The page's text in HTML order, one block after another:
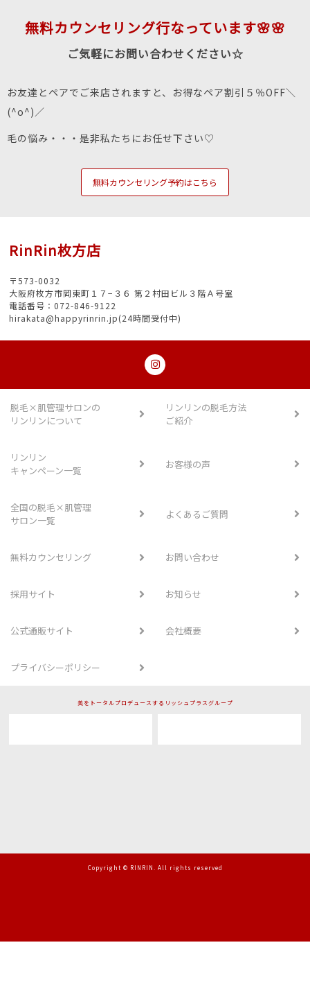
無料カウンセリング行なっています🌸🌸
ご気軽にお問い合わせください☆
お友達とペアでご来店されますと、お得なペア割引５％OFF＼
(^o^)／
毛の悩み・・・是非私たちにお任せ下さい♡
無料カウンセリング予約はこちら
RinRin枚方店
〒573-0032
大阪府枚方市岡東町１７−３６ 第２村田ビル３階Ａ号室
電話番号：072-846-9122
hirakata@happyrinrin.jp(24時間受付中)
脱毛×肌管理サロンの
リンリンについて
リンリンの脱毛方法
ご紹介
リンリン
キャンペーン一覧
お客様の声
全国の脱毛×肌管理
サロン一覧
よくあるご質問
無料カウンセリング お問い合わせ
採用サイト お知らせ
公式通販サイト 会社概要
プライバシーポリシー
美をトータルプロデュースするリッシュプラスグループ
Copyright © RINRIN. All rights reserved